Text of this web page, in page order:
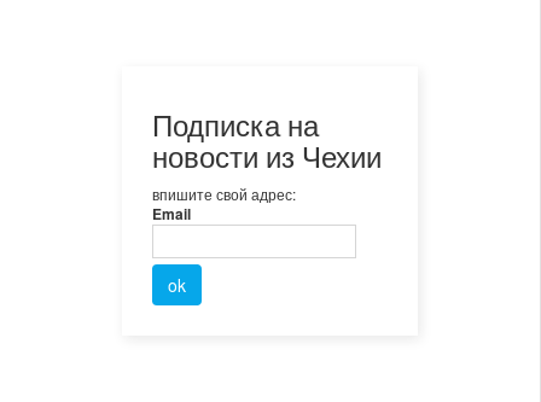
Подписка на
новости из Чехии
впишите свой адрес:
Email